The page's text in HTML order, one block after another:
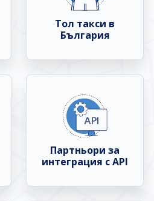
Тол такси в
България
Партньори за
интеграция с API